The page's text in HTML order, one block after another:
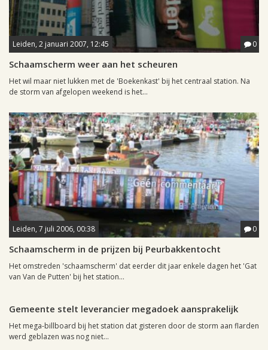
Leiden, 2 januari 2007, 12:45 0
Schaamscherm weer aan het scheuren
Het wil maar niet lukken met de 'Boekenkast' bij het centraal station. Na
de storm van afgelopen weekend is het...
Leiden, 7 juli 2006, 00:38 0
Schaamscherm in de prijzen bij Peurbakkentocht
Het omstreden 'schaamscherm' dat eerder dit jaar enkele dagen het 'Gat
van Van de Putten' bij het station...
Gemeente stelt leverancier megadoek aansprakelijk
Het mega-billboard bij het station dat gisteren door de storm aan flarden
werd geblazen was nog niet...